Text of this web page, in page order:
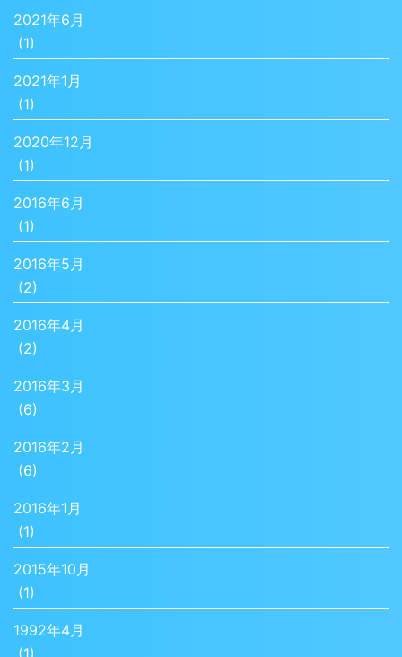
2021年6月
(1)
2021年1月
(1)
2020年12月
(1)
2016年6月
(1)
2016年5月
(2)
2016年4月
(2)
2016年3月
(6)
2016年2月
(6)
2016年1月
(1)
2015年10月
(1)
1992年4月
(1)